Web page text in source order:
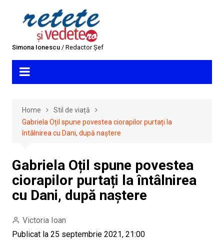
Simona Ionescu/ Redactor Șef
Home
Stil de viață
Gabriela Oțil spune povestea ciorapilor purtați la
întâlnirea cu Dani, după naștere
Gabriela Oțil spune povestea
ciorapilor purtați la întâlnirea
cu Dani, după naștere
Victoria Ioan
Publicat la 25 septembrie 2021, 21:00